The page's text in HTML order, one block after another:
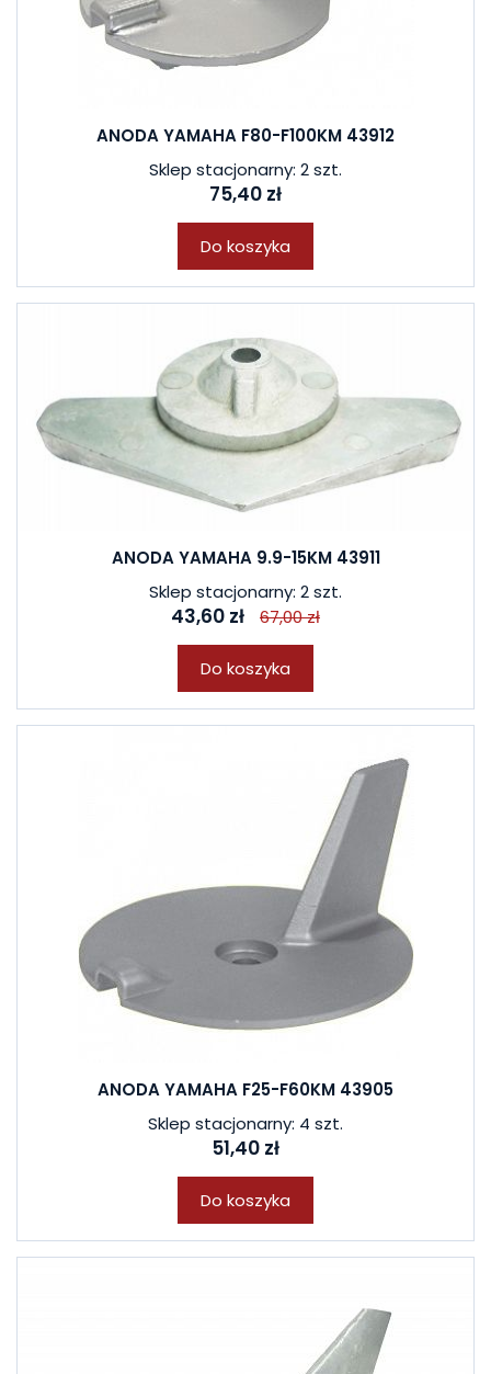
ANODA YAMAHA F80-F100KM 43912
Sklep stacjonarny: 2 szt.
75,40 zł
Do koszyka
ANODA YAMAHA 9.9-15KM 43911
Sklep stacjonarny: 2 szt.
43,60 zł 67,00 zł
Do koszyka
ANODA YAMAHA F25-F60KM 43905
Sklep stacjonarny: 4 szt.
51,40 zł
Do koszyka